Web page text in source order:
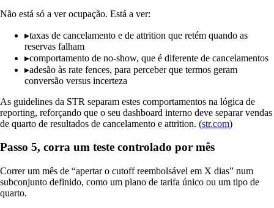
Não está só a ver ocupação. Está a ver:
▸taxas de cancelamento e de attrition que retém quando as
reservas falham
▸comportamento de no-show, que é diferente de cancelamentos
▸adesão às rate fences, para perceber que termos geram
conversão versus incerteza
As guidelines da STR separam estes comportamentos na lógica de
reporting, reforçando que o seu dashboard interno deve separar vendas
de quarto de resultados de cancelamento e attrition. (str.com)
Passo 5, corra um teste controlado por mês
Correr um mês de “apertar o cutoff reembolsável em X dias” num
subconjunto definido, como um plano de tarifa único ou um tipo de
quarto.